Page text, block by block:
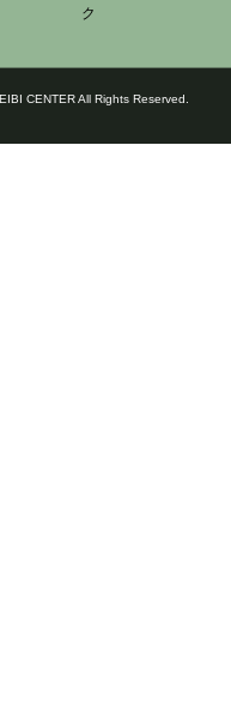
ク
CENTER All Rights Reserved.